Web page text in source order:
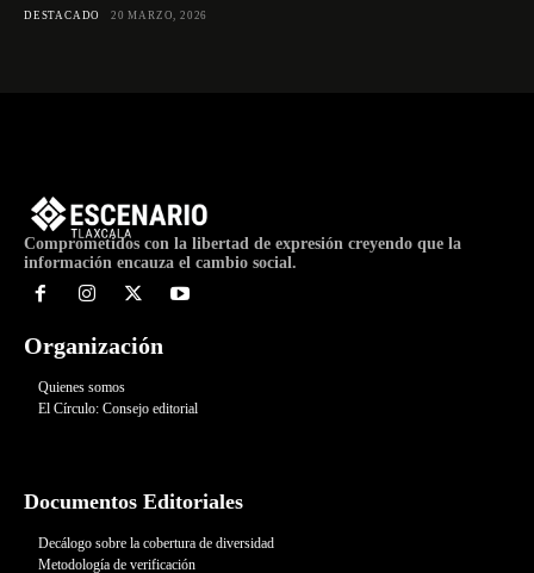
DESTACADO 20 MARZO, 2026
Comprometidos con la libertad de expresión creyendo que la
información encauza el cambio social.
Organización
Quienes somos
El Círculo: Consejo editorial
Documentos Editoriales
Decálogo sobre la cobertura de diversidad
Metodología de verificación